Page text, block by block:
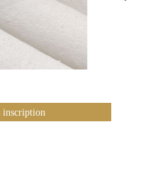
inscription